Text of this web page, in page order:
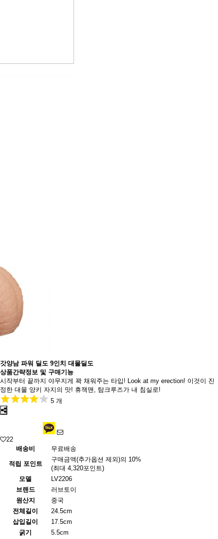
갓양남 파워 딜도 9인치 대물딜도
상품간략정보 및 구매기능
시작부터 끝까지 야무지게 꽉 채워주는 타입! Look at my erection! 이것이 진
정한 대물 양키 자지의 맛! 휴잭맨, 탐크루즈가 내 침실로!
5 개
22
배송비
무료배송
적립 포인트
구매금액(추가옵션 제외)의 10%
(최대 4,320포인트)
모델
LV2206
브랜드
러브토이
원산지
중국
전체길이
24.5cm
삽입길이
17.5cm
굵기
5.5cm